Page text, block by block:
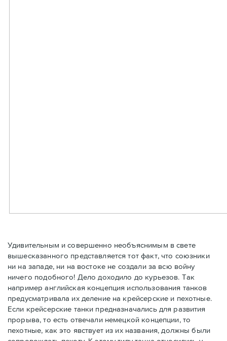
Удивительным и совершенно необъяснимым в свете
вышесказанного представляется тот факт, что союзники
ни на западе, ни на востоке не создали за всю войну
ничего подобного! Дело доходило до курьезов. Так
например английская концепция использования танков
предусматривала их деление на крейсерские и пехотные.
Если крейсерские танки предназначались для развития
прорыва, то есть отвечали немецкой концепции, то
пехотные, как это явствует из их названия, должны были